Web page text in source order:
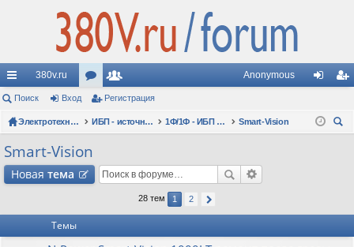
с
ы
лк
380v.ru
ор
ум
ол
ьз
ат
и
Anonymous
д ис
Поиск Вход Регистрация
Электротехнические форумы ИБП - источники бесперебойного питания 1Ф/1Ф - ИБП N-POWER - однофазные 1-10 кВА - вопросы по моделям
Smart-Vision
Smart-Vision
Новая тема
28 тем 1 2
Темы